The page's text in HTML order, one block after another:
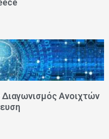
Διαγωνισμός Ανοιχτών